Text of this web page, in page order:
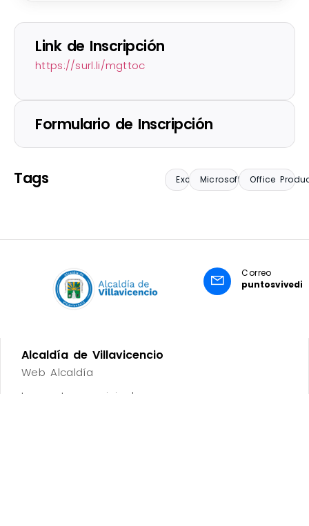
Link de Inscripción
https://surl.li/mgttoc
Formulario de Inscripción
Tags Excel Microsoft Office
Office
Correo
Alcaldía de Villavicencio
Web Alcaldía
Impuestos municipales